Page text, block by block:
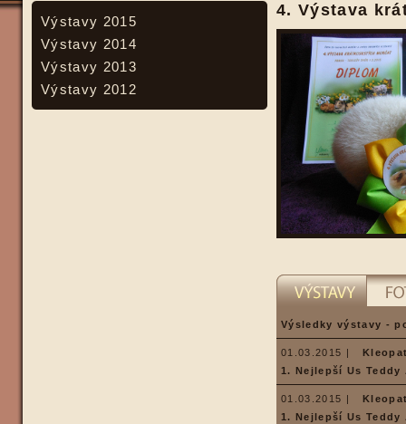
Výstavy 2015
Výstavy 2014
Výstavy 2013
Výstavy 2012
4. Výstava
Výsledky výstavy -
01.03.2015 |
1. Nejlepší Us Teddy
01.03.2015 |
1. Nejlepší Us Teddy